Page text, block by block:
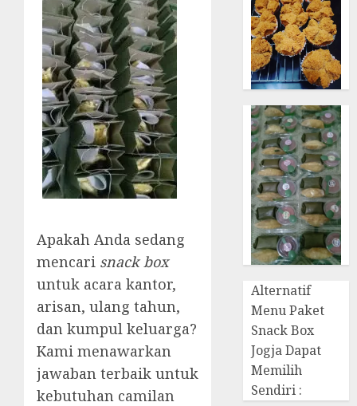
Apakah Anda sedang
mencari snack box
untuk acara kantor,
arisan, ulang tahun,
dan kumpul keluarga?
Kami menawarkan
jawaban terbaik untuk
kebutuhan camilan
Alternatif
Menu Paket
Snack Box
Jogja Dapat
Memilih
Sendiri :